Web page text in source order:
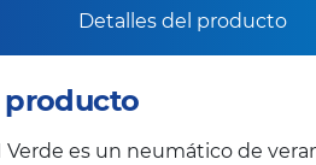
Detalles del producto
producto
Verde es un neumático de